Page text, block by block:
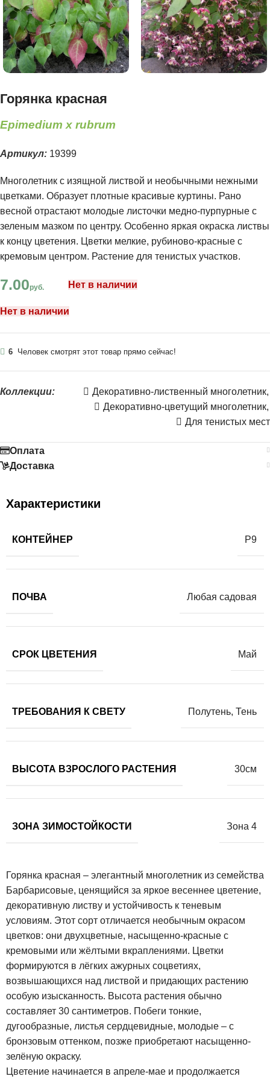
Горянка красная
Epimedium x rubrum
Артикул: 19399
Многолетник с изящной листвой и необычными нежными
цветками. Образует плотные красивые куртины. Рано
весной отрастают молодые листочки медно-пурпурные с
зеленым мазком по центру. Особенно яркая окраска листвы
к концу цветения. Цветки мелкие, рубиново-красные с
кремовым центром. Растение для тенистых участков.
7.00руб. Нет в наличии
Нет в наличии
6 Человек смотрят этот товар прямо сейчас!
Коллекции: Декоративно-лиственный многолетник,
Декоративно-цветущий многолетник,
Для тенистых мест
Оплата
Доставка
Характеристики
КОНТЕЙНЕР Р9
ПОЧВА Любая садовая
СРОК ЦВЕТЕНИЯ Май
ТРЕБОВАНИЯ К СВЕТУ Полутень, Тень
ВЫСОТА ВЗРОСЛОГО РАСТЕНИЯ 30см
ЗОНА ЗИМОСТОЙКОСТИ Зона 4
Горянка красная – элегантный многолетник из семейства
Барбарисовые, ценящийся за яркое весеннее цветение,
декоративную листву и устойчивость к теневым
условиям. Этот сорт отличается необычным окрасом
цветков: они двухцветные, насыщенно-красные с
кремовыми или жёлтыми вкраплениями. Цветки
формируются в лёгких ажурных соцветиях,
возвышающихся над листвой и придающих растению
особую изысканность. Высота растения обычно
составляет 30 сантиметров. Побеги тонкие,
дугообразные, листья сердцевидные, молодые – с
бронзовым оттенком, позже приобретают насыщенно-
зелёную окраску.
Цветение начинается в апреле-мае и продолжается